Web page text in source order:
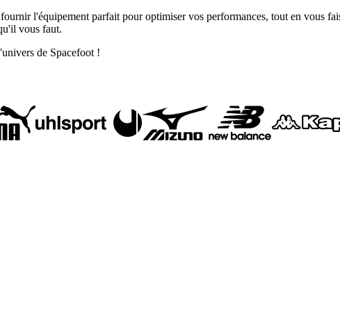
l'équipement parfait pour optimiser vos performances, tout en vous
vous faut.
de Spacefoot !